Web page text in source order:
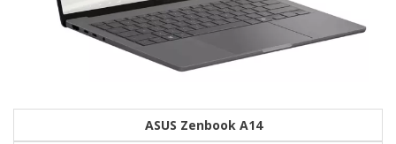
ASUS Zenbook A14